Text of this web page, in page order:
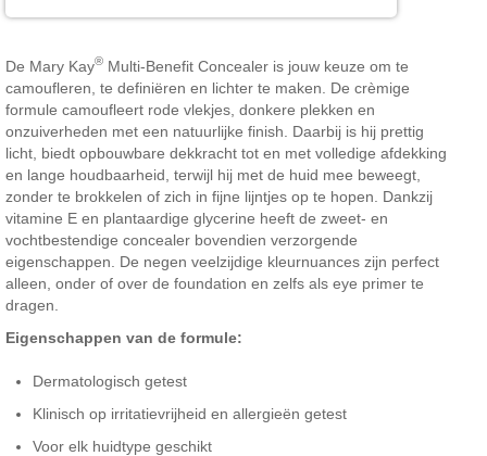
De Mary Kay® Multi-Benefit Concealer is jouw keuze om te
camoufleren, te definiëren en lichter te maken. De crèmige
formule camoufleert rode vlekjes, donkere plekken en
onzuiverheden met een natuurlijke finish. Daarbij is hij prettig
licht, biedt opbouwbare dekkracht tot en met volledige afdekking
en lange houdbaarheid, terwijl hij met de huid mee beweegt,
zonder te brokkelen of zich in fijne lijntjes op te hopen. Dankzij
vitamine E en plantaardige glycerine heeft de zweet- en
vochtbestendige concealer bovendien verzorgende
eigenschappen. De negen veelzijdige kleurnuances zijn perfect
alleen, onder of over de foundation en zelfs als eye primer te
dragen.
Eigenschappen van de formule:
Dermatologisch getest
Klinisch op irritatievrijheid en allergieën getest
Voor elk huidtype geschikt